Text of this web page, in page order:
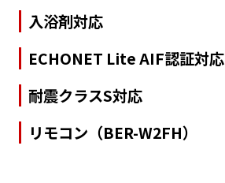
入浴剤対応
ECHONET Lite AIF認証対応
耐震クラスS対応
リモコン（BER-W2FH）